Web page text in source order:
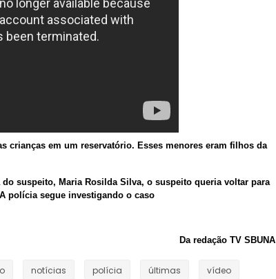
crianças em um reservatório. Esses menores eram filhos da
suspeito, Maria Rosilda Silva, o suspeito queria voltar para
polícia segue investigando o caso
Da redação TV SBUNA
notícias polícia últimas vídeo